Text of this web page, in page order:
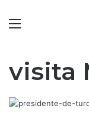
visita